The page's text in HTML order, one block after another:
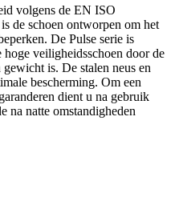
volgens de EN ISO
de schoen ontworpen om het
De Pulse serie is
veiligheidsschoen door de
is. De stalen neus en
bescherming. Om een
dient u na gebruik
na natte omstandigheden